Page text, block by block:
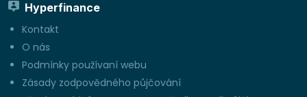
Hyperfinance
Kontakt
O nás
Podmínky používaní webu
Zásady zodpovědného půjčování